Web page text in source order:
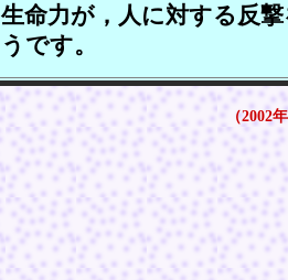
生命力が，人に対する反
うです。
（2002